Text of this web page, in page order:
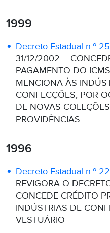
1999
Decreto Estadual n.º
31/12/2002 –
PAGAMENTO DO
MENCIONA ÀS
CONFECÇÕES, POR
DE NOVAS
PROVIDÊNCIAS.
1996
Decreto Estadual n.º
REVIGORA O
CONCEDE CRÉDITO
INDÚSTRIAS DE
VESTUÁRIO